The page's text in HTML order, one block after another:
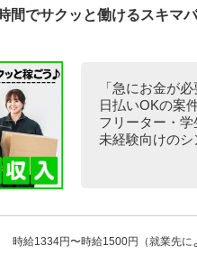
間でサクッと働けるスキマ
「急にお金が
日払いOKの案
フリーター・
未経験向けの
時給1334円〜時給1500円（就業先に